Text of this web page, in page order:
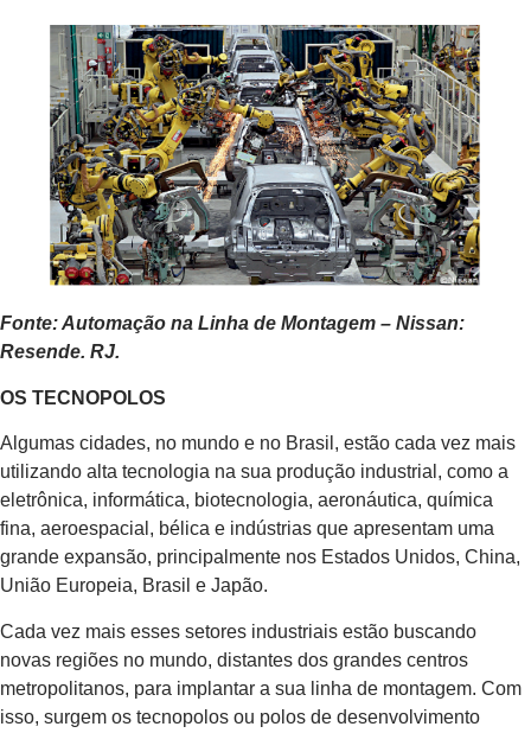
Fonte: Automação na Linha de Montagem – Nissan:
Resende. RJ.
OS TECNOPOLOS
Algumas cidades, no mundo e no Brasil, estão cada vez mais
utilizando alta tecnologia na sua produção industrial, como a
eletrônica, informática, biotecnologia, aeronáutica, química
fina, aeroespacial, bélica e indústrias que apresentam uma
grande expansão, principalmente nos Estados Unidos, China,
União Europeia, Brasil e Japão.
Cada vez mais esses setores industriais estão buscando
novas regiões no mundo, distantes dos grandes centros
metropolitanos, para implantar a sua linha de montagem. Com
isso, surgem os tecnopolos ou polos de desenvolvimento